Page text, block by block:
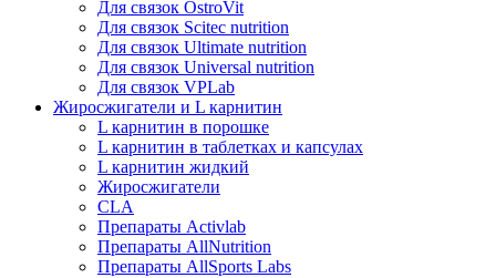
Для связок OstroVit
Для связок Scitec nutrition
Для связок Ultimate nutrition
Для связок Universal nutrition
Для связок VPLab
Жиросжигатели и L карнитин
L карнитин в порошке
L карнитин в таблетках и капсулах
L карнитин жидкий
Жиросжигатели
CLA
Препараты Activlab
Препараты AllNutrition
Препараты AllSports Labs